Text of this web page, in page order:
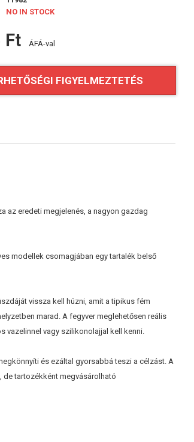
NO IN STOCK
Ft ÁFÁ-val
FIGYELMEZTETÉS
az eredeti megjelenés, a nagyon gazdag
modellek csomagjában egy tartalék belső
vissza kell húzni, amit a tipikus fém
marad. A fegyver meglehetősen reális
vazelinnel vagy szilikonolajjal kell kenni.
és ezáltal gyorsabbá teszi a célzást. A
de tartozékként megvásárolható